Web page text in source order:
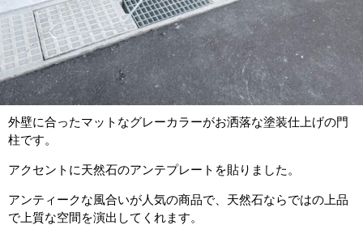
外壁に合ったマットなグレーカラーがお洒落な塗装仕上げの門
柱です。
アクセントに天然石のアンテプレートを貼りました。
アンティークな風合いが人気の商品で、天然石ならではの上品
で上質な空間を演出してくれます。